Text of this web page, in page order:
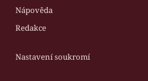
Nápověda
Redakce
Nastavení soukromí